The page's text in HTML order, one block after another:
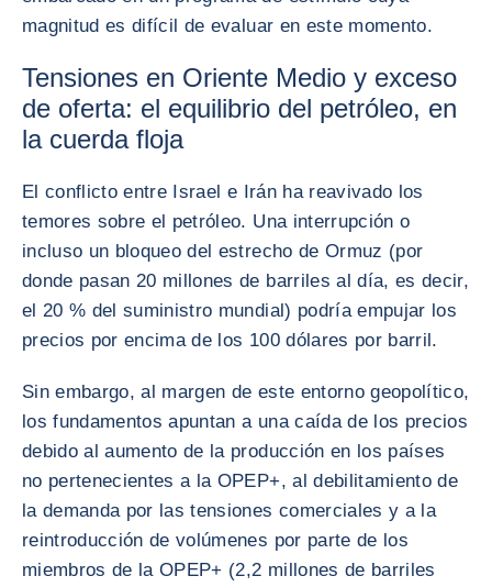
magnitud es difícil de evaluar en este momento.
Tensiones en Oriente Medio y exceso
de oferta: el equilibrio del petróleo, en
la cuerda floja
El conflicto entre Israel e Irán ha reavivado los
temores sobre el petróleo. Una interrupción o
incluso un bloqueo del estrecho de Ormuz (por
donde pasan 20 millones de barriles al día, es decir,
el 20 % del suministro mundial) podría empujar los
precios por encima de los 100 dólares por barril.
Sin embargo, al margen de este entorno geopolítico,
los fundamentos apuntan a una caída de los precios
debido al aumento de la producción en los países
no pertenecientes a la OPEP+, al debilitamiento de
la demanda por las tensiones comerciales y a la
reintroducción de volúmenes por parte de los
miembros de la OPEP+ (2,2 millones de barriles